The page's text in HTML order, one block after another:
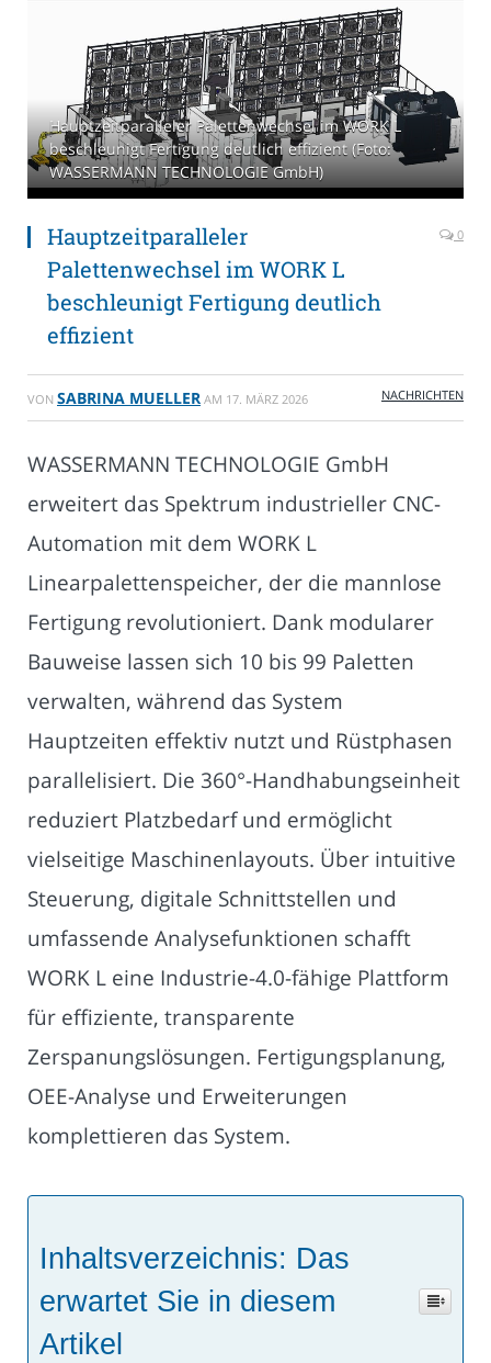
Hauptzeitparalleler Palettenwechsel im WORK L
beschleunigt Fertigung deutlich effizient (Foto:
WASSERMANN TECHNOLOGIE GmbH)
Hauptzeitparalleler
Palettenwechsel im WORK L
beschleunigt Fertigung deutlich
effizient
0
VON SABRINA MUELLER AM 17. MÄRZ 2026 NACHRICHTEN
WASSERMANN TECHNOLOGIE GmbH
erweitert das Spektrum industrieller CNC-
Automation mit dem WORK L
Linearpalettenspeicher, der die mannlose
Fertigung revolutioniert. Dank modularer
Bauweise lassen sich 10 bis 99 Paletten
verwalten, während das System
Hauptzeiten effektiv nutzt und Rüstphasen
parallelisiert. Die 360°-Handhabungseinheit
reduziert Platzbedarf und ermöglicht
vielseitige Maschinenlayouts. Über intuitive
Steuerung, digitale Schnittstellen und
umfassende Analysefunktionen schafft
WORK L eine Industrie-4.0-fähige Plattform
für effiziente, transparente
Zerspanungslösungen. Fertigungsplanung,
OEE-Analyse und Erweiterungen
komplettieren das System.
Inhaltsverzeichnis: Das
erwartet Sie in diesem
Artikel